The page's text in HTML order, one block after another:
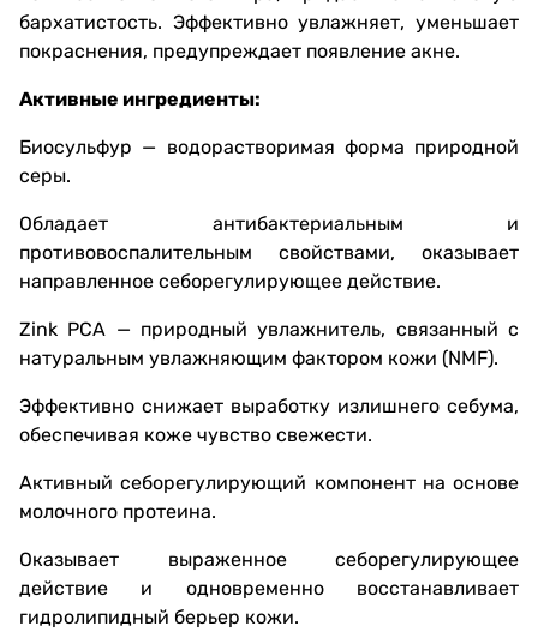
бархатистость. Эффективно увлажняет, уменьшает
покраснения, предупреждает появление акне.
Активные ингредиенты:
Биосульфур — водорастворимая форма природной
серы.
Обладает антибактериальным и
противовоспалительным свойствами, оказывает
направленное себорегулирующее действие.
Zink PCA — природный увлажнитель, связанный с
натуральным увлажняющим фактором кожи (NMF).
Эффективно снижает выработку излишнего себума,
обеспечивая коже чувство свежести.
Активный себорегулирующий компонент на основе
молочного протеина.
Оказывает выраженное себорегулирующее
действие и одновременно восстанавливает
гидролипидный берьер кожи.